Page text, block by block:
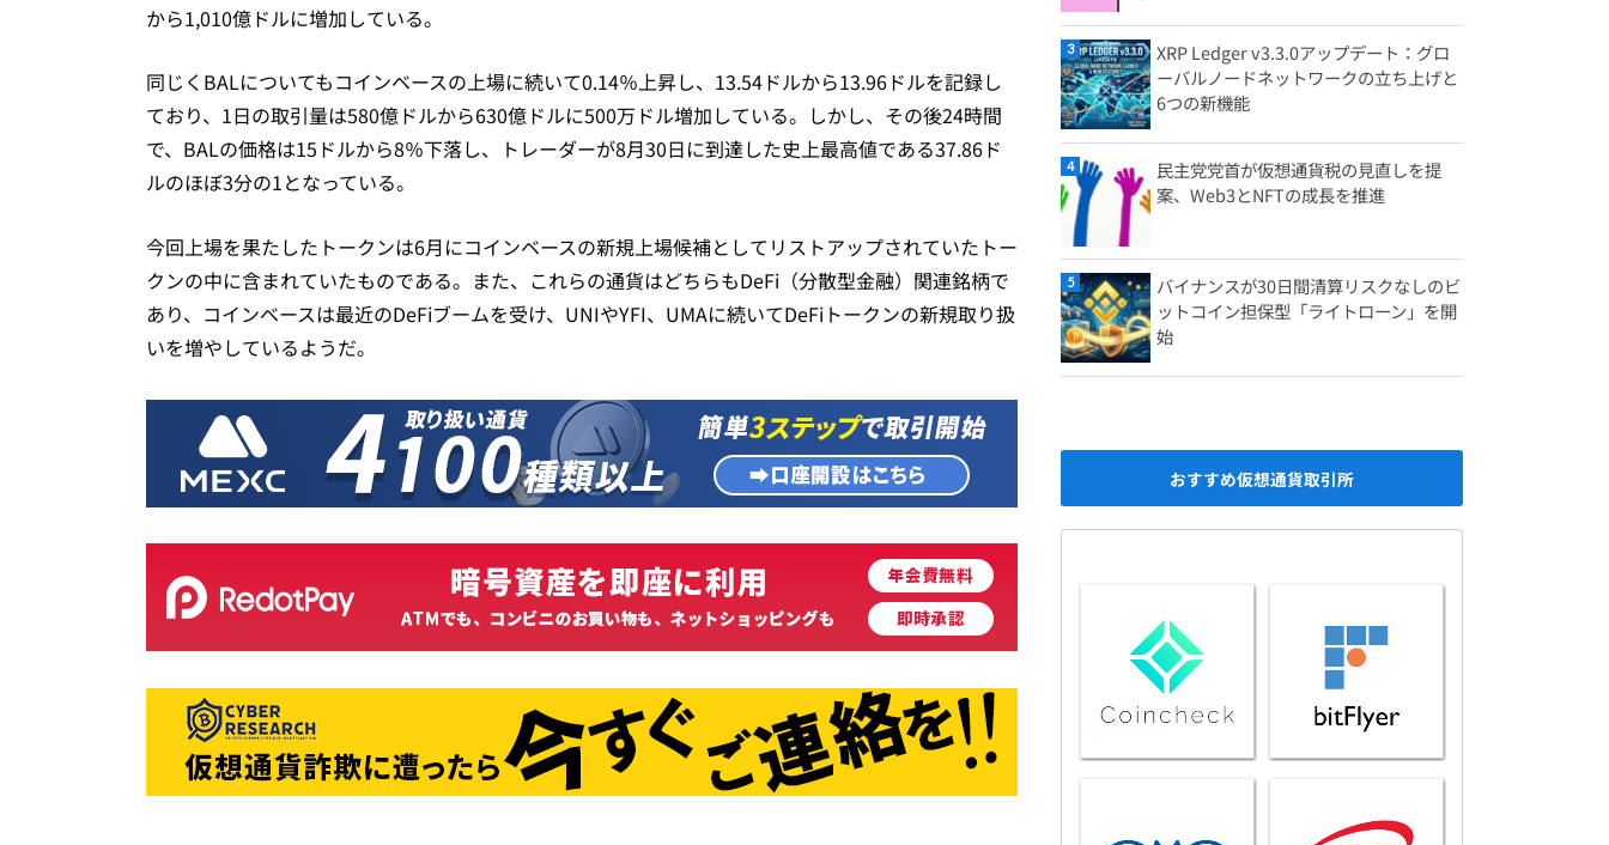
から1,010億ドルに増加している。
同じくBALについてもコインベースの上場に続いて0.14％上昇し、13.54ドルから​​13.96ドルを記録し
ており、1日の取引量は580億ドルから630億ドルに500万ドル増加している。しかし、その後24時間
で、BALの価格は15ドルから8％下落し、トレーダーが8月30日に到達した史上最高値である37.86ド
ルのほぼ3分の1となっている。
今回上場を果たしたトークンは6月にコインベースの新規上場候補としてリストアップされていたトー
クンの中に含まれていたものである。また、これらの通貨はどちらもDeFi（分散型金融）関連銘柄で
あり、コインベースは最近のDeFiブームを受け、UNIやYFI、UMAに続いてDeFiトークンの新規取り扱
いを増やしているようだ。
XRP Ledger v3.3.0アップデート：グロ
ーバルノードネットワークの立ち上げと
6つの新機能
民主党党首が仮想通貨税の見直しを提
案、Web3とNFTの成長を推進
バイナンスが30日間清算リスクなしのビ
ットコイン担保型「ライトローン」を開
始
おすすめ仮想通貨取引所